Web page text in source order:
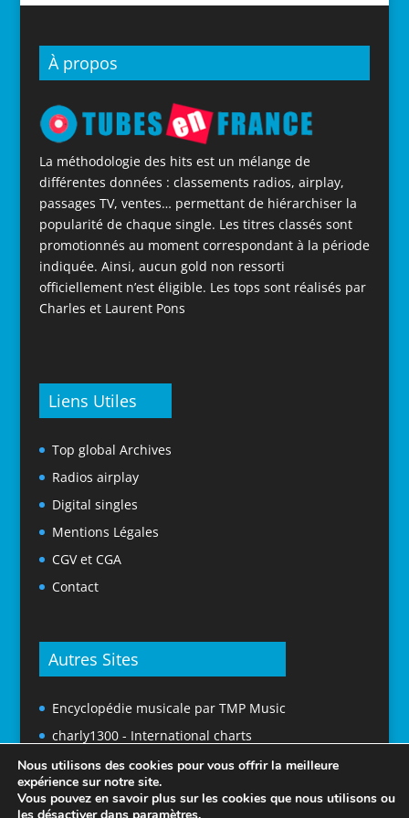
À propos
La méthodologie des hits est un mélange de
différentes données : classements radios, airplay,
passages TV, ventes… permettant de hiérarchiser la
popularité de chaque single. Les titres classés sont
promotionnés au moment correspondant à la période
indiquée. Ainsi, aucun gold non ressorti
officiellement n’est éligible. Les tops sont réalisés par
Charles et Laurent Pons
Liens Utiles
Top global Archives
Radios airplay
Digital singles
Mentions Légales
CGV et CGA
Contact
Autres Sites
Encyclopédie musicale par TMP Music
charly1300 - International charts
Nous utilisons des cookies pour vous offrir la meilleure
expérience sur notre site.
Vous pouvez en savoir plus sur les cookies que nous utilisons ou